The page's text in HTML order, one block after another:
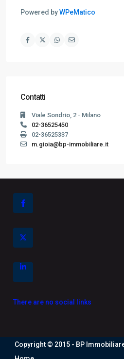
Powered byWPeMatico
Contatti
Viale Sondrio, 2 - Milano
02-36525450
02-36525337
m.gioia@bp-immobiliare.it
There are no social links
Copyright © 2015 - BP